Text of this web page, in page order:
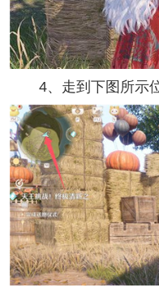
4、走到下图所示